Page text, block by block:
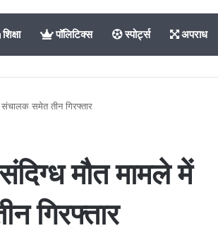
शिक्षा पॉलिटिक्स स्पोर्ट्स अपराध
संचालक समेत तीन गिरफ्तार
मौत मामले में
गिरफ्तार